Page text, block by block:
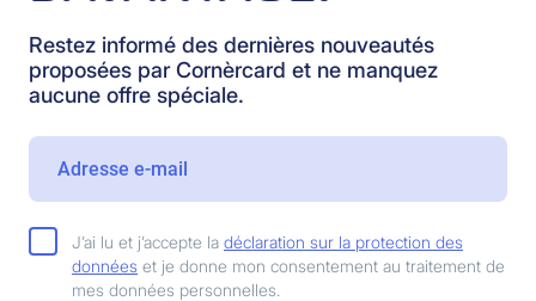
Restez informé des dernières nouveautés
proposées par Cornèrcard et ne manquez
aucune offre spéciale.
J’ai lu et j’accepte la déclaration sur la protection des
données et je donne mon consentement au traitement de
mes données personnelles.